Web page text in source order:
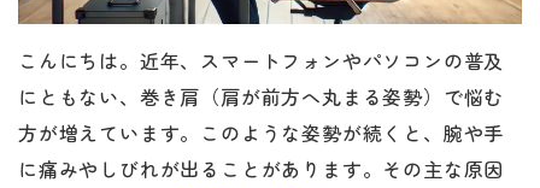
こんにちは。近年、スマートフォンやパソコンの普及
にともない、巻き肩（肩が前方へ丸まる姿勢）で悩む
方が増えています。このような姿勢が続くと、腕や手
に痛みやしびれが出ることがあります。その主な原因